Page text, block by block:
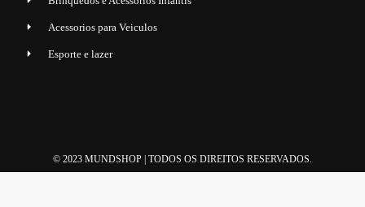
Acessorios para Veiculos
Esporte e lazer
© 2023 MUNDSHOP | TODOS OS DIREITOS RESERVADOS.